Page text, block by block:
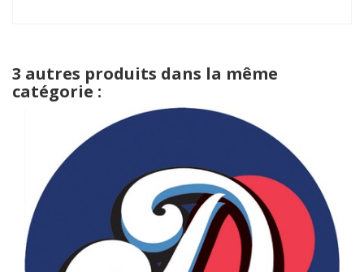
3 autres produits dans la même
catégorie :